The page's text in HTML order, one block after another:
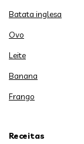
Batata inglesa
Ovo
Leite
Banana
Frango
Receitas